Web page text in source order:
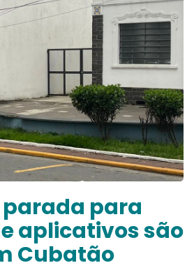
parada para
aplicativos são
Cubatão